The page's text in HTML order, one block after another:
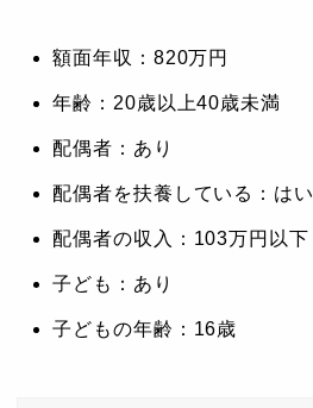
額面年収：820万円
年齢：20歳以上40歳未満
配偶者：あり
配偶者を扶養している：はい
配偶者の収入：103万円以下
子ども：あり
子どもの年齢：16歳